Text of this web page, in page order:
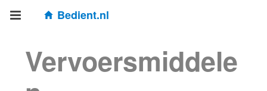
Bedient.nl
Vervoersmiddele